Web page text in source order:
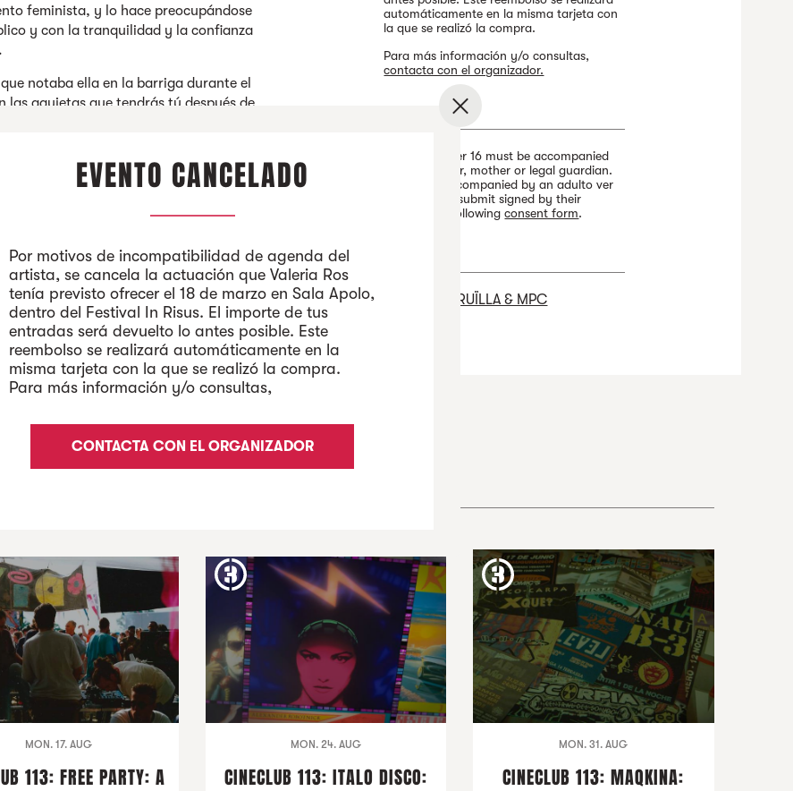
feminista, y lo hace preocupándose
y con la tranquilidad y la confianza
notaba ella en la barriga durante el
las agujetas que tendrás tú después de
automáticamente en la misma tarjeta con
la que se realizó la compra.
Para más información y/o consultas,
contacta con el organizador.
Minor Entry
Children under 16 must be accompanied
by their father, mother or legal guardian.
Or , come accompanied by an adulto ver
18 years and submit signed by their
parents the followingconsent form.
IN RISUS: CRUÏLLA & MPC
MON. 17. AUG
113: FREE PARTY: A
MON. 24. AUG
CINECLUB 113: ITALO DISCO:
MON. 31. AUG
CINECLUB 113: MAQKINA:
✕
EVENTO CANCELADO
Por motivos de incompatibilidad de agenda del
artista, se cancela la actuación que Valeria Ros
tenía previsto ofrecer el 18 de marzo en Sala Apolo,
dentro del Festival In Risus. El importe de tus
entradas será devuelto lo antes posible. Este
reembolso se realizará automáticamente en la
misma tarjeta con la que se realizó la compra.
Para más información y/o consultas,
CONTACTA CON EL ORGANIZADOR